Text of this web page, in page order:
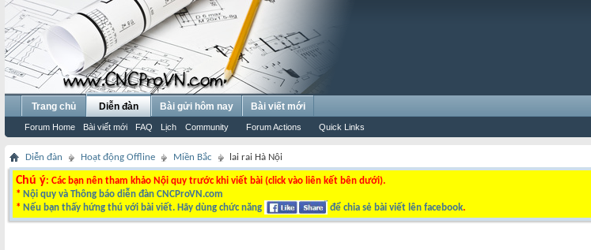
Trang chủ Diễn đàn
Forum Home Bài viết mới FAQ Lịch Community Forum Actions Quick Links
Bài gửi hôm nay Bài viết mới
Diễn đàn Hoạt động Offline Miền Bắc lai rai Hà Nội
Chú ý: Các bạn nên tham khảo Nội quy trước khi viết bài (click vào liên kết bên dưới).
* Nội quy và Thông báo diễn đàn CNCProVN.com
* Nếu bạn thấy hứng thú với bài viết. Hãy dùng chức năng để chia sẻ bài viết lên facebook.